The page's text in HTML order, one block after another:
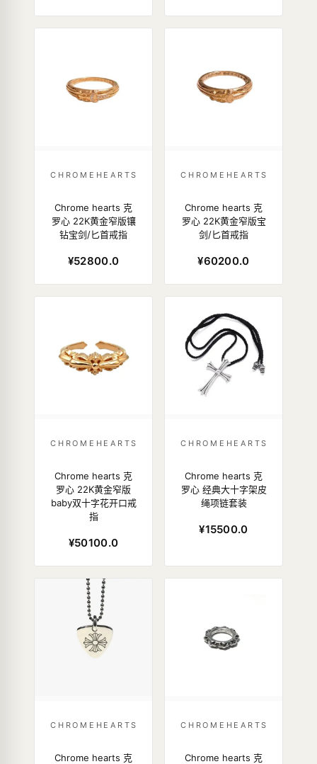
CHROMEHEARTS
Chrome hearts 克
罗心 22K黄金窄版镶
钻宝剑/匕首戒指
¥52800.0
CHROMEHEARTS
Chrome hearts 克
罗心 22K黄金窄版宝
剑/匕首戒指
¥60200.0
CHROMEHEARTS
Chrome hearts 克
罗心 22K黄金窄版
baby双十字花开口戒
指
¥50100.0
CHROMEHEARTS
Chrome hearts 克
罗心 经典大十字架皮
绳项链套装
¥15500.0
CHROMEHEARTS
Chrome hearts 克
CHROMEHEARTS
Chrome hearts 克